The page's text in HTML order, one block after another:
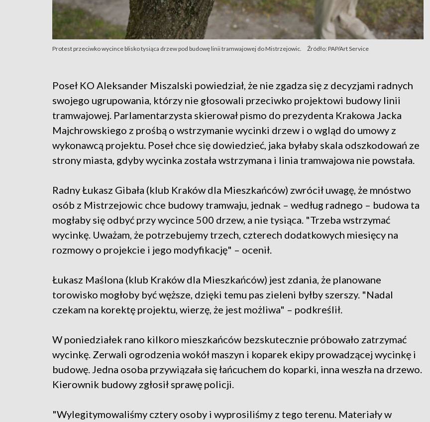
Protest przeciwko wycince blisko tysiąca drzew pod budowę linii tramwajowej do Mistrzejowic. Źródło: PAP/Art Service
Poseł KO Aleksander Miszalski powiedział, że nie zgadza się z decyzjami radnych
swojego ugrupowania, którzy nie głosowali przeciwko projektowi budowy linii
tramwajowej. Parlamentarzysta skierował pismo do prezydenta Krakowa Jacka
Majchrowskiego z prośbą o wstrzymanie wycinki drzew i o wgląd do umowy z
wykonawcą projektu. Poseł chce się dowiedzieć, jaka byłaby skala odszkodowań ze
strony miasta, gdyby wycinka została wstrzymana i linia tramwajowa nie powstała.
Radny Łukasz Gibała (klub Kraków dla Mieszkańców) zwrócił uwagę, że mnóstwo
osób z Mistrzejowic chce budowy tramwaju, jednak – według radnego – budowa ta
mogłaby się odbyć przy wycince 500 drzew, a nie tysiąca. "Trzeba wstrzymać
wycinkę. Uważam, że potrzebujemy trzech, czterech dodatkowych miesięcy na
rozmowy o projekcie i jego modyfikację" – ocenił.
Łukasz Maślona (klub Kraków dla Mieszkańców) jest zdania, że planowane
torowisko mogłoby być węższe, dzięki temu pas zieleni byłby szerszy. "Nadal
czekam na korektę projektu, wierzę, że jest możliwa" – podkreślił.
W poniedziałek rano kilkoro mieszkańców bezskutecznie próbowało zatrzymać
wycinkę. Zerwali ogrodzenia wokół maszyn i koparek ekipy prowadzącej wycinkę i
budowę. Jedna osoba przywiązała się łańcuchem do koparki, inna weszła na drzewo.
Kierownik budowy zgłosił sprawę policji.
"Wylegitymowaliśmy cztery osoby i wyprosiliśmy z tego terenu. Materiały w